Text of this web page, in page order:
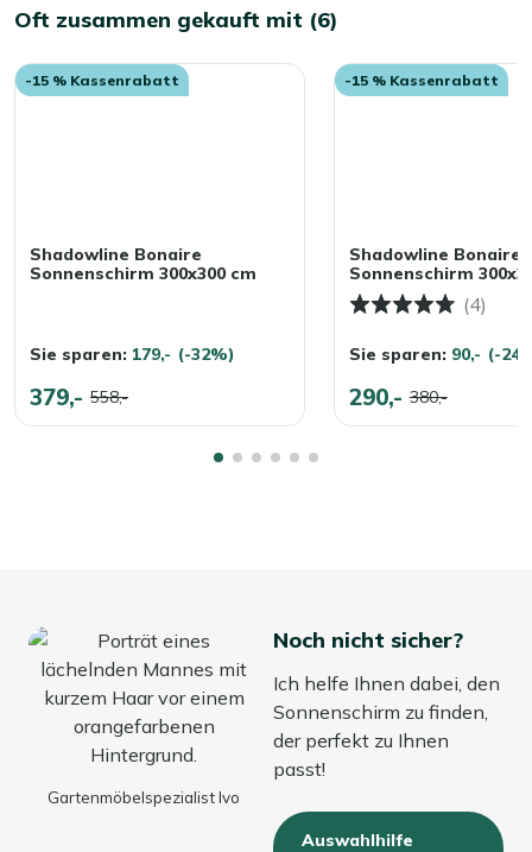
Oft zusammen gekauft mit (6)
-15 % Kassenrabatt
Shadowline Bonaire
Sonnenschirm 300x300 cm
Sie sparen: 179,- (-32%)
379,- 558,-
-15 % Kassenrabatt
Shadowline Bonaire
Sonnenschirm
(4)
Sie sparen: 90,- (-
290,- 380,-
Gartenmöbelspezialist Ivo
Noch nicht sicher?
Ich helfe Ihnen dabei, den
Sonnenschirm zu finden,
der perfekt zu Ihnen
passt!
Auswahlhilfe